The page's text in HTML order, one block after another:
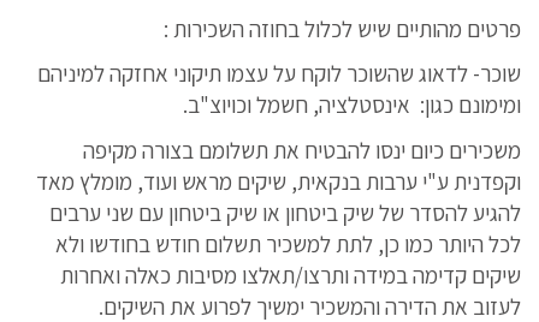
פרטים מהותיים שיש לכלול בחוזה השכירות :
שוכר- לדאוג שהשוכר לוקח על עצמו תיקוני אחזקה למיניהם
ומימונם כגון: אינסטלציה, חשמל וכויוצ"ב.
משכירים כיום ינסו להבטיח את תשלומם בצורה מקיפה
וקפדנית ע"י ערבות בנקאית, שיקים מראש ועוד, מומלץ מאד
להגיע להסדר של שיק ביטחון או שיק ביטחון עם שני ערבים
לכל היותר כמו כן, לתת למשכיר תשלום חודש בחודשו ולא
שיקים קדימה במידה ותרצו/תאלצו מסיבות כאלה ואחרות
לעזוב את הדירה והמשכיר ימשיך לפרוע את השיקים.